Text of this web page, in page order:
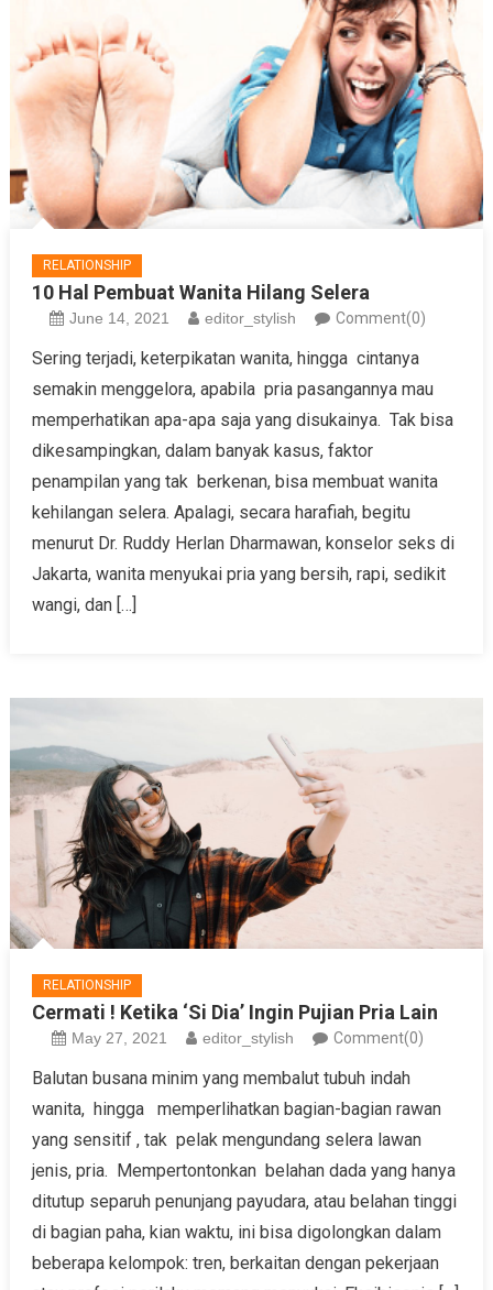
RELATIONSHIP
10 Hal Pembuat Wanita Hilang Selera
June 14, 2021 editor_stylish Comment(0)
Sering terjadi, keterpikatan wanita, hingga cintanya
semakin menggelora, apabila pria pasangannya mau
memperhatikan apa-apa saja yang disukainya. Tak bisa
dikesampingkan, dalam banyak kasus, faktor
penampilan yang tak berkenan, bisa membuat wanita
kehilangan selera. Apalagi, secara harafiah, begitu
menurut Dr. Ruddy Herlan Dharmawan, konselor seks di
Jakarta, wanita menyukai pria yang bersih, rapi, sedikit
wangi, dan […]
RELATIONSHIP
Cermati ! Ketika ‘Si Dia’ Ingin Pujian Pria Lain
May 27, 2021 editor_stylish Comment(0)
Balutan busana minim yang membalut tubuh indah
wanita, hingga memperlihatkan bagian-bagian rawan
yang sensitif , tak pelak mengundang selera lawan
jenis, pria. Mempertontonkan belahan dada yang hanya
ditutup separuh penunjang payudara, atau belahan tinggi
di bagian paha, kian waktu, ini bisa digolongkan dalam
beberapa kelompok: tren, berkaitan dengan pekerjaan